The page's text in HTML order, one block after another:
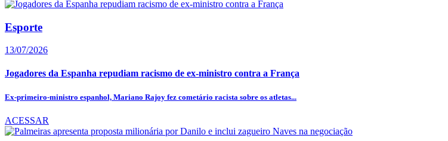
Esporte
13/07/2026
Jogadores da Espanha repudiam racismo de ex-ministro contra a França
Ex-primeiro-ministro espanhol, Mariano Rajoy fez cometário racista sobre os atletas...
ACESSAR